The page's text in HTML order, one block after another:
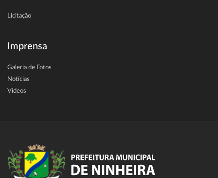
Licitação
Imprensa
Galeria de Fotos
Notícias
Vídeos